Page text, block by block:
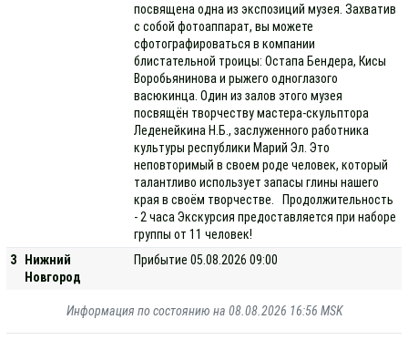
посвящена одна из экспозиций музея. Захватив
с собой фотоаппарат, вы можете
сфотографироваться в компании
блистательной троицы: Остапа Бендера, Кисы
Воробьянинова и рыжего одноглазого
васюкинца. Один из залов этого музея
посвящён творчеству мастера-скульптора
Леденейкина Н.Б., заслуженного работника
культуры республики Марий Эл. Это
неповторимый в своем роде человек, который
талантливо использует запасы глины нашего
края в своём творчестве. Продолжительность
- 2 часа Экскурсия предоставляется при наборе
группы от 11 человек!
3
Нижний
Новгород
Прибытие 05.08.2026 09:00
Информация по состоянию на 08.08.2026 16:56 MSK